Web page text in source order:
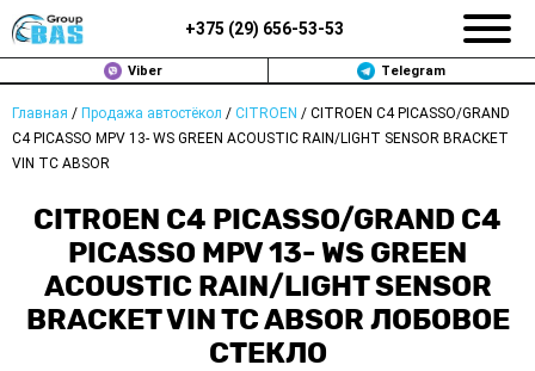
+375 (29) 656-53-53
Viber Telegram
Главная / Продажа автостёкол / CITROEN / CITROEN C4 PICASSO/GRAND
C4 PICASSO MPV 13- WS GREEN ACOUSTIC RAIN/LIGHT SENSOR BRACKET
VIN TC ABSOR
CITROEN C4 PICASSO/GRAND C4
PICASSO MPV 13- WS GREEN
ACOUSTIC RAIN/LIGHT SENSOR
BRACKET VIN TC ABSOR ЛОБОВОЕ
СТЕКЛО
ЗАМЕНА АВТОСТЕКОЛ В МИНСКЕ
ДОП. УСЛУГИ